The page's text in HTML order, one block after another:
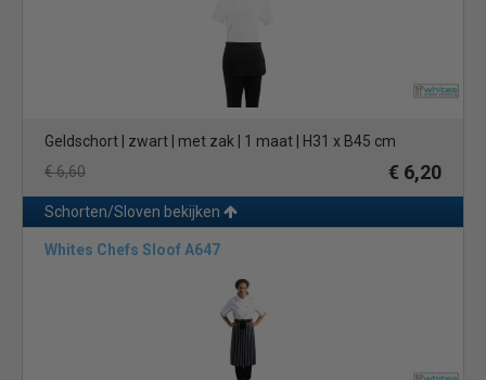
Geldschort | zwart | met zak | 1 maat | H31 x B45 cm
€ 6,60
€ 6,20
Schorten/Sloven bekijken
Whites Chefs Sloof A647